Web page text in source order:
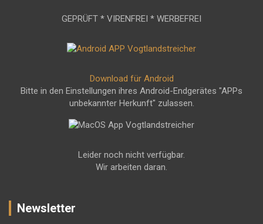
GEPRÜFT * VIRENFREI * WERBEFREI
Download für Android
Bitte in den Einstellungen ihres Android-Endgerätes "APPs
unbekannter Herkunft" zulassen.
Leider noch nicht verfügbar.
Wir arbeiten daran.
Newsletter